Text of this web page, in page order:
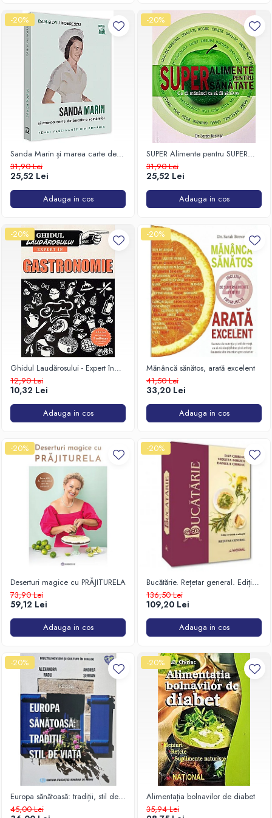
-20%
Sanda Marin și marea carte de
bucate a românilor
31,90 Lei
25,52 Lei
Adauga in cos
-20%
SUPER Alimente pentru SUPER
sănătate
31,90 Lei
25,52 Lei
Adauga in cos
-20%
Ghidul Laudărosului - Expert în
GASTRONOMIE
12,90 Lei
10,32 Lei
Adauga in cos
-20%
Mănâncă sănătos, arată excelent
41,50 Lei
33,20 Lei
Adauga in cos
-20%
Deserturi magice cu PRĂJITURELA
73,90 Lei
59,12 Lei
Adauga in cos
-20%
Bucătărie. Rețetar general. Ediție
revizuită și adăugită
136,50 Lei
109,20 Lei
Adauga in cos
-20%
Europa sănătoasă: tradiții, stil de
viață
45,00 Lei
-20%
Alimentația bolnavilor de diabet
35,94 Lei